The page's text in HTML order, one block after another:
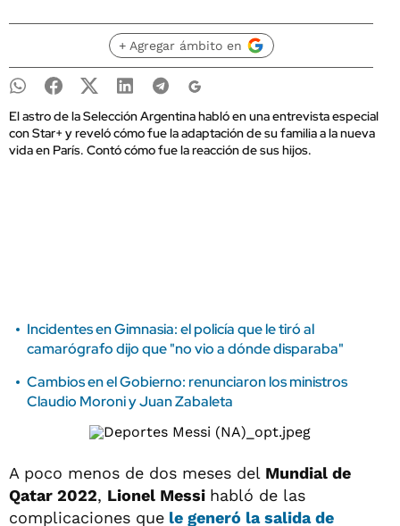
+ Agregar ámbito en
El astro de la Selección Argentina habló en una entrevista especial
con Star+ y reveló cómo fue la adaptación de su familia a la nueva
vida en París. Contó cómo fue la reacción de sus hijos.
Incidentes en Gimnasia: el policía que le tiró al
camarógrafo dijo que "no vio a dónde disparaba"
Cambios en el Gobierno: renunciaron los ministros
Claudio Moroni y Juan Zabaleta
A poco menos de dos meses del Mundial de
Qatar 2022, Lionel Messi habló de las
complicaciones que le generó la salida de